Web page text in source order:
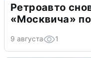
Ретроавто
«Москвича»
9 августа 1